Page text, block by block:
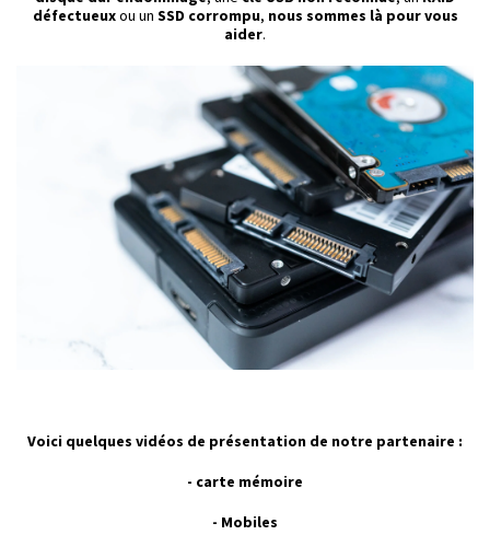
défectueuxou un SSD corrompu, nous sommes là pour vous
aider.
Voici quelques vidéos de présentation de notre partenaire :
- carte mémoire
- Mobiles